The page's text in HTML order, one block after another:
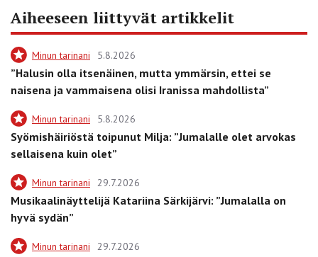
Aiheeseen liittyvät artikkelit
Minun tarinani 5.8.2026
”Halusin olla itsenäinen, mutta ymmärsin, ettei se
naisena ja vammaisena olisi Iranissa mahdollista”
Minun tarinani 5.8.2026
Syömishäiriöstä toipunut Milja: ”Jumalalle olet arvokas
sellaisena kuin olet”
Minun tarinani 29.7.2026
Musikaalinäyttelijä Katariina Särkijärvi: ”Jumalalla on
hyvä sydän”
Minun tarinani 29.7.2026